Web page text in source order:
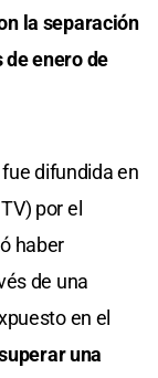
la separación
enero de
difundida en
por el
haber
de una
en el
una